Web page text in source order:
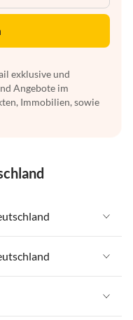
exklusive und
Angebote im
Immobilien, sowie